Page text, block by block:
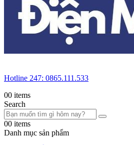
Hotline 247: 0865.111.533
00 items
Search
00 items
Danh mục sản phẩm